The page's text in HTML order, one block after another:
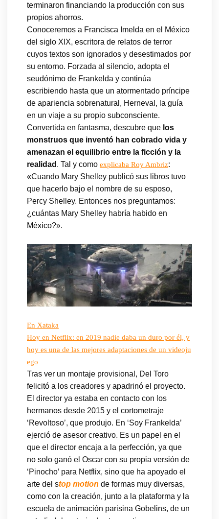
terminaron financiando la producción con sus
propios ahorros.
Conoceremos a Francisca Imelda en el México
del siglo XIX, escritora de relatos de terror
cuyos textos son ignorados y desestimados por
su entorno. Forzada al silencio, adopta el
seudónimo de Frankelda y continúa
escribiendo hasta que un atormentado príncipe
de apariencia sobrenatural, Herneval, la guía
en un viaje a su propio subconsciente.
Convertida en fantasma, descubre que los
monstruos que inventó han cobrado vida y
amenazan el equilibrio entre la ficción y la
realidad . Tal y como explicaba Roy Ambriz:
«Cuando Mary Shelley publicó sus libros tuvo
que hacerlo bajo el nombre de su esposo,
Percy Shelley. Entonces nos preguntamos:
¿cuántas Mary Shelley habría habido en
México?».
En Xataka
Hoy en Netflix: en 2019 nadie daba un duro por él, y
hoy es una de las mejores adaptaciones de un videoju
ego
Tras ver un montaje provisional, Del Toro
felicitó a los creadores y apadrinó el proyecto.
El director ya estaba en contacto con los
hermanos desde 2015 y el cortometraje
‘Revoltoso’, que produjo. En ‘Soy Frankelda’
ejerció de asesor creativo. Es un papel en el
que el director encaja a la perfección, ya que
no solo ganó el Oscar con su propia versión de
‘Pinocho’ para Netflix, sino que ha apoyado el
arte del stop motion de formas muy diversas,
como con la creación, junto a la plataforma y la
escuela de animación parisina Gobelins, de un